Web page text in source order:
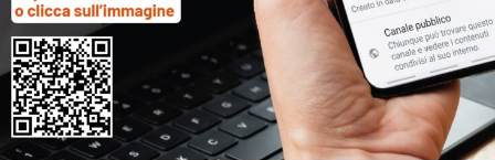
Categorie